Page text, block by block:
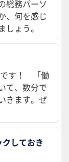
総務パーソ
、何を感じ
ょう。
です！ 「働
て、数分で
きます。ぜ
しておき